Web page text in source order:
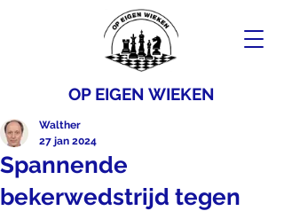
OP EIGEN WIEKEN
Spannende
bekerwedstrijd tegen
Walther
27 jan 2024